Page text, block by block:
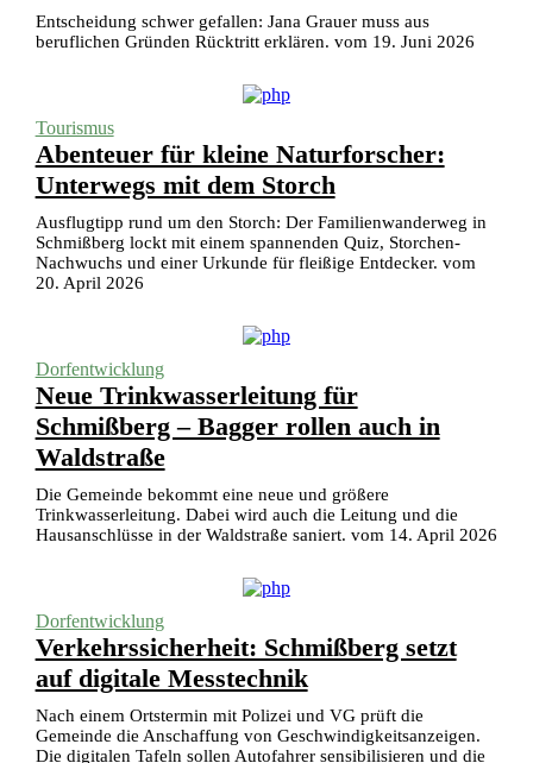
Entscheidung schwer gefallen: Jana Grauer muss aus
beruflichen Gründen Rücktritt erklären. vom 19. Juni 2026
Tourismus
Abenteuer für kleine Naturforscher:
Unterwegs mit dem Storch
Ausflugtipp rund um den Storch: Der Familienwanderweg in
Schmißberg lockt mit einem spannenden Quiz, Storchen-
Nachwuchs und einer Urkunde für fleißige Entdecker. vom
20. April 2026
Dorfentwicklung
Neue Trinkwasserleitung für
Schmißberg – Bagger rollen auch in
Waldstraße
Die Gemeinde bekommt eine neue und größere
Trinkwasserleitung. Dabei wird auch die Leitung und die
Hausanschlüsse in der Waldstraße saniert. vom 14. April 2026
Dorfentwicklung
Verkehrssicherheit: Schmißberg setzt
auf digitale Messtechnik
Nach einem Ortstermin mit Polizei und VG prüft die
Gemeinde die Anschaffung von Geschwindigkeitsanzeigen.
Die digitalen Tafeln sollen Autofahrer sensibilisieren und die